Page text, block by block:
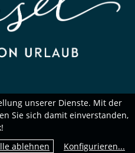
unserer Dienste. Mit der
Sie sich damit einverstanden,